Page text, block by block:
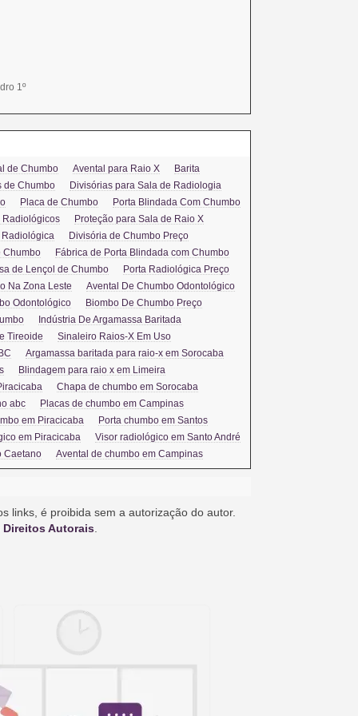
Vidro para raio x em Itu
Visor radiológico em Campinas
Visor radiológico em Limeira
Visor radiológico em Piracicaba
Visor radiológico em Santo André
Visor radiológico em Santos
Visor radiológico em Sorocaba
Visor radiológico em São Bernardo
Visor radiológico em São Caetano
Avental de chumbo em Campinas
1º
de Chumbo Avental para Raio X
Barita
de Chumbo
Divisórias para Sala de Radiologia
Placa de Chumbo
Porta Blindada Com Chumbo
Radiológicos
Proteção para Sala de Raio X
Radiológica
Divisória de Chumbo Preço
Chumbo
Fábrica de Porta Blindada com Chumbo
de Lençol de Chumbo
Porta Radiológica Preço
Na Zona Leste
Avental De Chumbo Odontológico
Odontológico
Biombo De Chumbo Preço
Indústria De Argamassa Baritada
Tireoide
Sinaleiro Raios-X Em Uso
Argamassa baritada para raio-x em Sorocaba
Blindagem para raio x em Limeira
Chapa de chumbo em Sorocaba
abc
Placas de chumbo em Campinas
em Piracicaba
Porta chumbo em Santos
em Piracicaba
Visor radiológico em Santo André
Caetano Avental de chumbo em Campinas
links, é proibida sem a autorização do autor.
Direitos Autorais